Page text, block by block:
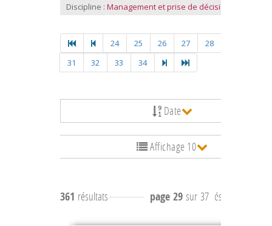
Discipline : Management et prise de décision
24 25 26 27 28
31
32 33 34
Date
Affichage 10
361 résultats page 29 sur 37 résultats